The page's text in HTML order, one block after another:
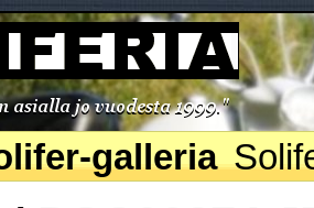
galleria